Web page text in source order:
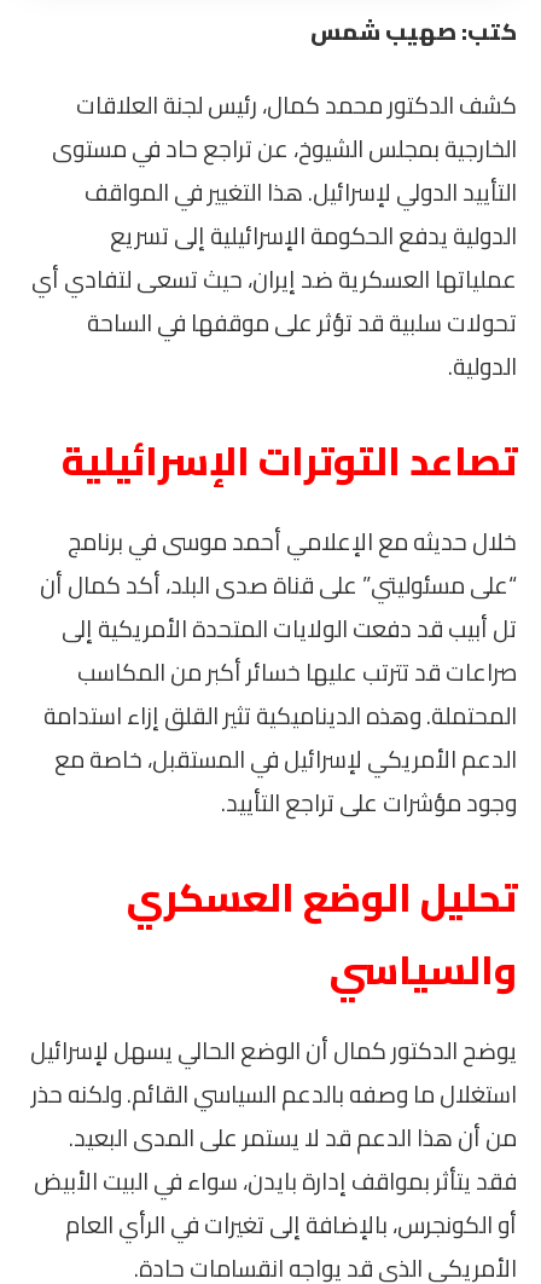
كتب: صهيب شمس
كشف الدكتور محمد كمال، رئيس لجنة العلاقات
الخارجية بمجلس الشيوخ، عن تراجع حاد في مستوى
التأييد الدولي لإسرائيل. هذا التغيير في المواقف
الدولية يدفع الحكومة الإسرائيلية إلى تسريع
عملياتها العسكرية ضد إيران، حيث تسعى لتفادي أي
تحولات سلبية قد تؤثر على موقفها في الساحة
الدولية.
تصاعد التوترات الإسرائيلية
خلال حديثه مع الإعلامي أحمد موسى في برنامج
“على مسئوليتي” على قناة صدى البلد، أكد كمال أن
تل أبيب قد دفعت الولايات المتحدة الأمريكية إلى
صراعات قد تترتب عليها خسائر أكبر من المكاسب
المحتملة. وهذه الديناميكية تثير القلق إزاء استدامة
الدعم الأمريكي لإسرائيل في المستقبل، خاصة مع
وجود مؤشرات على تراجع التأييد.
تحليل الوضع العسكري
والسياسي
يوضح الدكتور كمال أن الوضع الحالي يسهل لإسرائيل
استغلال ما وصفه بالدعم السياسي القائم. ولكنه حذر
من أن هذا الدعم قد لا يستمر على المدى البعيد.
فقد يتأثر بمواقف إدارة بايدن، سواء في البيت الأبيض
أو الكونجرس، بالإضافة إلى تغيرات في الرأي العام
الأمريكي الذي قد يواجه انقسامات حادة.